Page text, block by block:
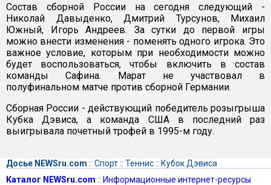
Состав сборной России на сегодня следующий -
Николай Давыденко, Дмитрий Турсунов, Михаил
Южный, Игорь Андреев. За сутки до первой игры
можно внести изменения - поменять одного игрока. Это
важное условие, которым при необходимости можно
будет воспользоваться, чтобы включить в состав
команды Сафина. Марат не участвовал в
полуфинальном матче против сборной Германии.
Сборная России - действующий победитель розыгрыша
Кубка Дэвиса, а команда США в последний раз
выигрывала почетный трофей в 1995-м году.
Досье NEWSru.com :: Спорт:: Теннис:: Кубок Дэвиса
Каталог NEWSru.com :: Информационные интернет-ресурсы